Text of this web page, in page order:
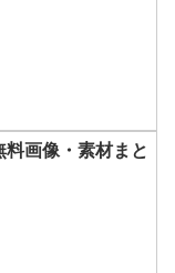
画像・素材まと